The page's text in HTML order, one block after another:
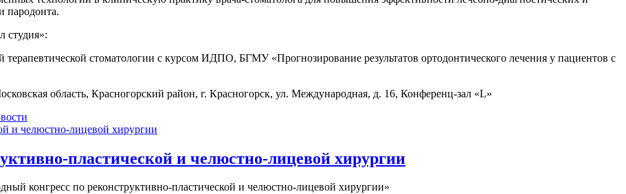
пародонта.
студия»:
стоматологии с курсом ИДПО, БГМУ «Прогнозирование результатов ортодонтического лечения у пациентов с
область, Красногорский район, г. Красногорск, ул. Международная, д. 16, Конференц-зал «L»
пластической и челюстно-лицевой хирургии
конгресс по реконструктивно-пластической и челюстно-лицевой хирургии»